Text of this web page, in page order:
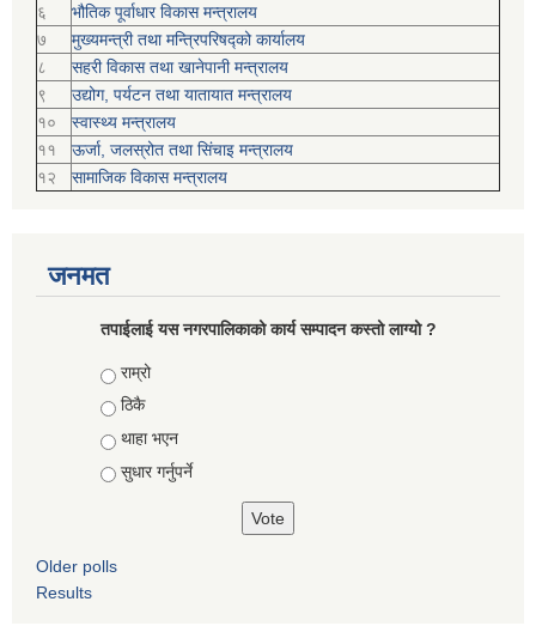
६
भौतिक पूर्वाधार विकास मन्त्रालय
७
मुख्यमन्त्री तथा मन्त्रिपरिषद्को कार्यालय
८
सहरी विकास तथा खानेपानी मन्त्रालय
९
उद्योग, पर्यटन तथा यातायात मन्त्रालय
१०
स्वास्थ्य मन्त्रालय
११
ऊर्जा, जलस्रोत तथा सिंचाइ मन्त्रालय
१२
सामाजिक विकास मन्‍‍त्रालय
जनमत
तपाईलाई यस नगरपालिकाको कार्य सम्पादन कस्तो लाग्यो ?
Choices
राम्रो
ठिकै
थाहा भएन
सुधार गर्नुपर्ने
Older polls
Results